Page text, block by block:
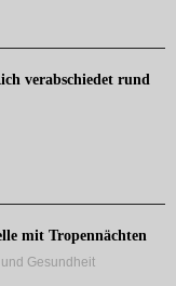
verabschiedet rund
mit Tropennächten
Gesundheit